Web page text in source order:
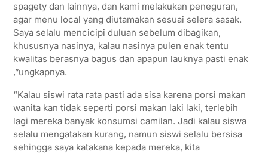
spagety dan lainnya, dan kami melakukan peneguran,
agar menu local yang diutamakan sesuai selera sasak.
Saya selalu mencicipi duluan sebelum dibagikan,
khususnya nasinya, kalau nasinya pulen enak tentu
kwalitas berasnya bagus dan apapun lauknya pasti enak
,”ungkapnya.
“Kalau siswi rata rata pasti ada sisa karena porsi makan
wanita kan tidak seperti porsi makan laki laki, terlebih
lagi mereka banyak konsumsi camilan. Jadi kalau siswa
selalu mengatakan kurang, namun siswi selalu bersisa
sehingga saya katakana kepada mereka, kita